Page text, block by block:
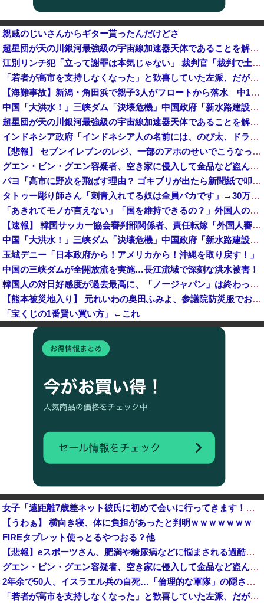
親戚のじいさんからギター貰ったんだけどさ
超星団が天の川銀河最強級の宇宙線加速器天体であることを解明…岐阜大！
江別リンチ犯「立って謝罪は本気じゃない」 裁判官「裁判で土下座してないキミは本気じゃないな」
「若者が高市を支持しなくなった」と歓喜していた左派、だが高市内閣が消費税減税を実現した結果……他
【海難事故】新潟・角田浜で親子3人がフロートから落水 中1の娘（13）と小3の息子（8）が死亡 3人とも救命胴衣着用せず
中国「大洪水！」三峡ダム「決壊危機」中国政府「新水路建設！（三峡新水路」現場職員「内部情報公開！（失踪」湖南省「三峡放流情報（画像」台風13号「三峡接近」→
超星団が天の川銀河最強級の宇宙線加速器天体であることを解明…岐阜大！
インドネシア政府「インドネシア人の名前には、のび太、ドラえもん、スネ夫、ナルト、しんちゃんなどあります」
【悲報】 セブンイレブンのレジ、一部のアホのせいでこうなってしまう
グエン・ビン・グエン容疑者、空き家に侵入して金品など盗んだ疑いで再逮捕 今年４月には別件で逮捕も不起訴になっていた
パヨ「高市に野次を飛ばす理由？ ゴキブリが出たら新聞紙で叩くでしょ。それと同じで、人として当然の行動」
タトゥー彫り師さん「刺青入れてる奴は全員バカです」→30万再生ｗｗｗｗｗｗ
「あきれてモノが言えない」「国を維持できるの？」外国人の永住許可要件の厳格化で在日中国人の本音は？
【速報】 韓国サッカー協会審判部関係者、責任転嫁「外国人審判たちが先にマッサージを望んだ」
中国「大洪水！」三峡ダム「決壊危機」中国政府「新水路建設！（三峡新水路」現場職員「内部情報公開！（失踪」湖南省「三峡放流情報（画像」台風13号「三峡接近」→
玉城デニー「日本政府から！アメリカから！沖縄を取り戻す！」
中国の三峡ダムが全開放流を実施…長江流域で深刻な洪水被害！
韓国人の対日好感度が過去最高に、「ノージャパン」は終わった？＝ネット「中国より100倍いい」
【熊本被災地入り】 元れいわの奥田ふみよ、参議院防災服でお食事楽しむ写真投稿「同席者は笑顔にサムズアップ」
「宝くじの1番賢い買い方」←これ
【悲報】 メディアが使う主語デカ言葉の正体、ガチでこれだったｗｗｗｗ
【画像】 電車ってこうした方が快適じゃね？
大学生ワイ、株で大儲けしてしまうｗｗｗｗｗｗｗｗｗｗ
女子「遠距離7歳差ネット彼氏に初めて会いに行ってきます！いざ東京🩷」 → 衝撃の展開にｗｗｗｗｗｗ
【うわぁ】 横向き寝、体に負担があったと判明ｗｗｗｗｗｗｗ
FIREタブレット使っとるやつおる？他
【悲報】eスポーツさん、肥満や糖尿病などに悩まされる過酷なスポーツだった・・・
グエン・ビン・グエン容疑者、空き家に侵入して金品など盗んだ疑いで再逮捕 今年４月には別件で逮捕も不起訴になっていた
2年余で50人、イスラエル兵の自死…「倫理的な軍隊」の隠された傷！
「若者が高市を支持しなくなった」と歓喜していた左派、だが高市内閣が消費税減税を実現した結果……